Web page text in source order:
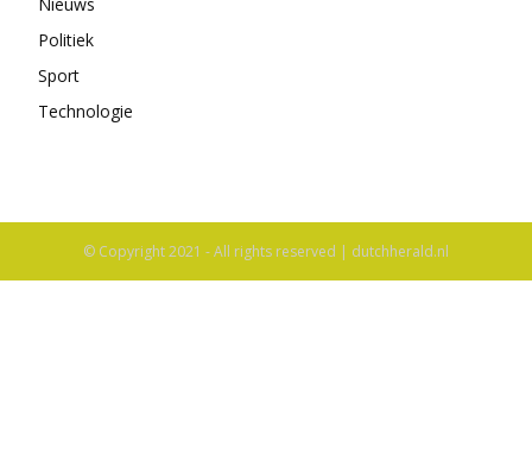
© Copyright 2021 - All rights reserved | dutchherald.nl